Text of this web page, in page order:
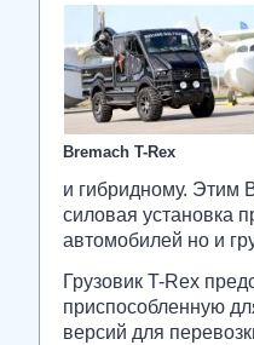
Bremach T-Rex
и гибридному. Этим
силовая установка
автомобилей но и
Грузовик T-Rex
приспособленную
версий для